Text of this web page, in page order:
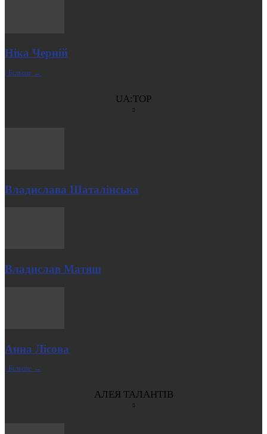
Ніка Черній
| Більше →
UA:TOP
Владислава Шаталінська
Владислав Матяш
Анна Лісова
| Більше →
АЛЕЯ ТАЛАНТІВ